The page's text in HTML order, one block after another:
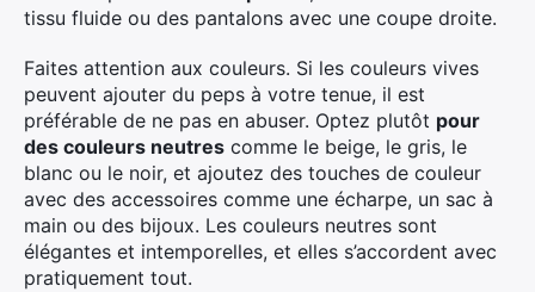
tissu fluide ou des pantalons avec une coupe droite.
Faites attention aux couleurs. Si les couleurs vives
peuvent ajouter du peps à votre tenue, il est
préférable de ne pas en abuser. Optez plutôt pour
des couleurs neutres comme le beige, le gris, le
blanc ou le noir, et ajoutez des touches de couleur
avec des accessoires comme une écharpe, un sac à
main ou des bijoux. Les couleurs neutres sont
élégantes et intemporelles, et elles s’accordent avec
pratiquement tout.